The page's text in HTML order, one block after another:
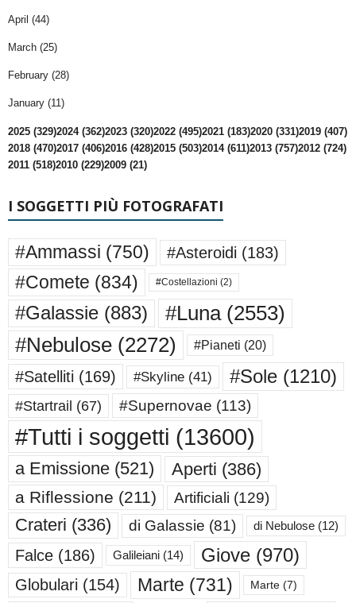
April (44)
March (25)
February (28)
January (11)
2025 (329)2024 (362)2023 (320)2022 (495)2021 (183)2020 (331)2019 (407)
2018 (470)2017 (406)2016 (428)2015 (503)2014 (611)2013 (757)2012 (724)
2011 (518)2010 (229)2009 (21)
I SOGGETTI PIÙ FOTOGRAFATI
#Ammassi (750) #Asteroidi (183)
#Comete (834) #Costellazioni (2)
#Galassie (883) #Luna(2553)
#Nebulose (2272) #Pianeti (20)
#Satelliti (169) #Skyline (41) #Sole (1210)
#Startrail (67) #Supernovae (113)
#Tutti i soggetti (13600)
a Emissione (521) Aperti (386)
a Riflessione (211) Artificiali (129)
Crateri (336) di Galassie (81) di Nebulose (12)
Falce (186) Galileiani (14) Giove (970)
Globulari (154) Marte (731) Marte (7)